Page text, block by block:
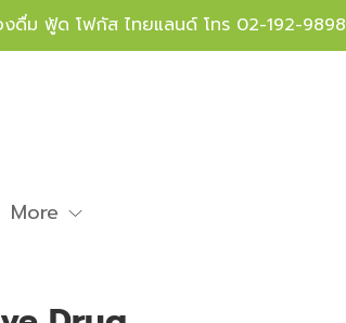
งดื่ม ฟู้ด โฟกัส ไทยแลนด์ โทร 02-192-9898
More